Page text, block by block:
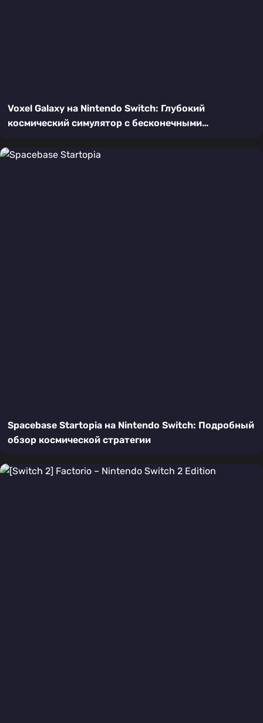
Voxel Galaxy на Nintendo Switch: Глубокий
космический симулятор с бесконечными
Spacebase Startopia на Nintendo Switch: Подробный
обзор космической стратегии